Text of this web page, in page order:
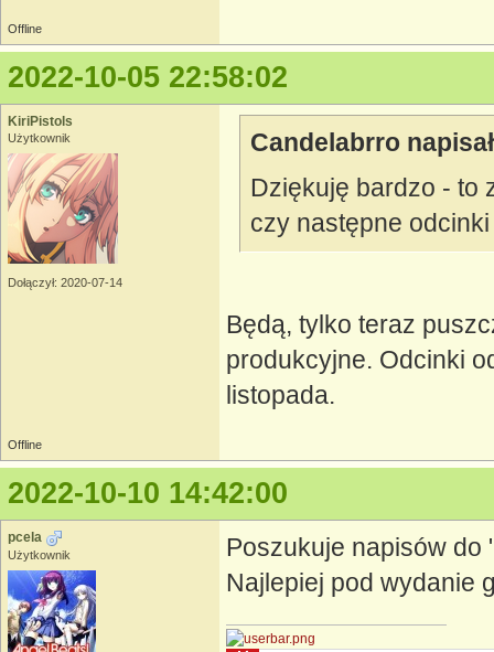
Offline
2022-10-05 22:58:02
KiriPistols
Użytkownik
Dołączył: 2020-07-14
Candelabrro
Dziękuję bardzo - to
czy następne
Będą, tylko teraz
produkcyjne. Odcinki
listopada.
Offline
2022-10-10 14:42:00
pcela
Użytkownik
Poszukuje napisów do
Najlepiej pod wydanie